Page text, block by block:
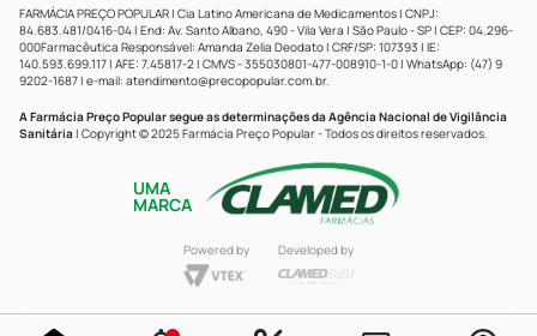
FARMÁCIA PREÇO POPULAR | Cia Latino Americana de Medicamentos | CNPJ:
84.683.481/0416-04 | End: Av. Santo Albano, 490 - Vila Vera | São Paulo - SP | CEP: 04.296-
000Farmacêutica Responsável: Amanda Zelia Deodato | CRF/SP: 107393 | IE:
140.593.699.117 | AFE: 7.45817-2 | CMVS - 355030801-477-008910-1-0 | WhatsApp: (47) 9
9202-1687 | e-mail: atendimento@precopopular.com.br.
A Farmácia Preço Popular segue as determinações da Agência Nacional de Vigilância
Sanitária | Copyright © 2025 Farmácia Preço Popular - Todos os direitos reservados.
UMA
MARCA
Powered by Developed by